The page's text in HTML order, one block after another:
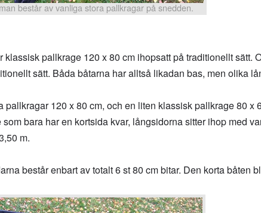
består av vanliga stora pallkragar på snedden.
pallkrage 120 x 80 cm ihopsatt på traditionellt sätt.
sätt. Båda båtarna har alltså likadan bas, men olika
120 x 80 cm, och en liten klassisk pallkrage 80 x
bara har en kortsida kvar, långsidorna sitter ihop med
m.
består enbart av totalt 6 st 80 cm bitar. Den korta båten